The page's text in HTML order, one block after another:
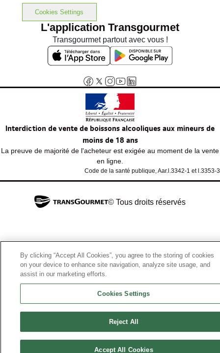
Cookies Settings
L'application Transgourmet
Transgourmet partout avec vous !
Interdiction de vente de boissons alcooliques aux mineurs de
moins de 18 ans
La preuve de majorité de l'acheteur est exigée au moment de la vente
en ligne.
Code de la santé publique, Aar.l.3342-1 et l.3353-3
© Tous droits réservés
By clicking “Accept All Cookies”, you agree to the storing of cookies
on your device to enhance site navigation, analyze site usage, and
assist in our marketing efforts.
Cookies Settings
Reject All
Accept All Cookies